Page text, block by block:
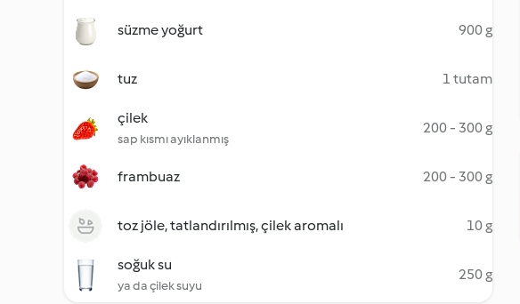
süzme yoğurt 900 g
tuz 1 tutam
çilek
sap kısmı ayıklanmış
200 - 300 g
frambuaz 200 - 300 g
toz jöle, tatlandırılmış, çilek aromalı 10 g
soğuk su
ya da çilek suyu
250 g